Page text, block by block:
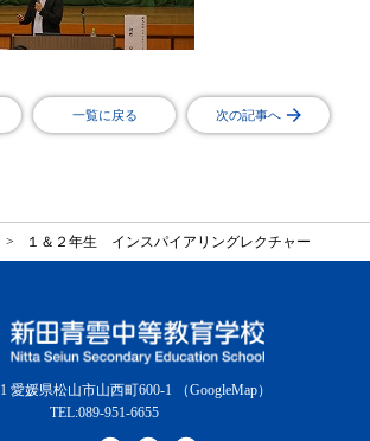
一覧に戻る 次の記事へ
１＆２年生 インスパイアリングレクチャー
愛媛県松山市山西町600-1
（GoogleMap）
TEL:089-951-6655